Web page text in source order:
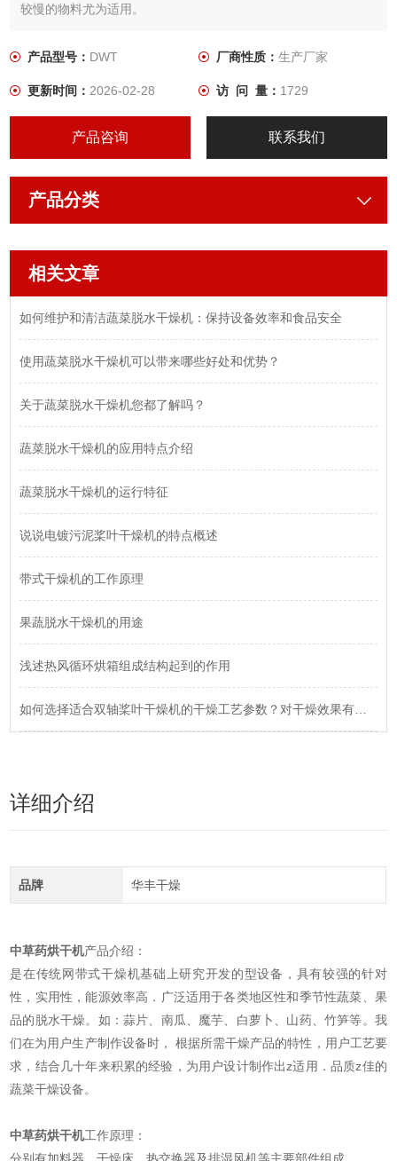
较慢的物料尤为适用。
产品型号： DWT 厂商性质： 生产厂家
更新时间：2026-02-28 访 问 量： 1729
产品咨询 联系我们
产品分类
相关文章
如何维护和清洁蔬菜脱水干燥机：保持设备效率和食品安全
使用蔬菜脱水干燥机可以带来哪些好处和优势？
关于蔬菜脱水干燥机您都了解吗？
蔬菜脱水干燥机的应用特点介绍
蔬菜脱水干燥机的运行特征
说说电镀污泥桨叶干燥机的特点概述
带式干燥机的工作原理
果蔬脱水干燥机的用途
浅述热风循环烘箱组成结构起到的作用
如何选择适合双轴桨叶干燥机的干燥工艺参数？对干燥效果有何影响？
详细介绍
品牌 华丰干燥
中草药烘干机产品介绍：
是在传统网带式干燥机基础上研究开发的型设备，具有较强的针对
性，实用性，能源效率高．广泛适用于各类地区性和季节性蔬菜、果
品的脱水干燥。如：蒜片、南瓜、魔芋、白萝卜、山药、竹笋等。我
们在为用户生产制作设备时， 根据所需干燥产品的特性，用户工艺要
求，结合几十年来积累的经验，为用户设计制作出z适用．品质z佳的
蔬菜干燥设备。
中草药烘干机工作原理：